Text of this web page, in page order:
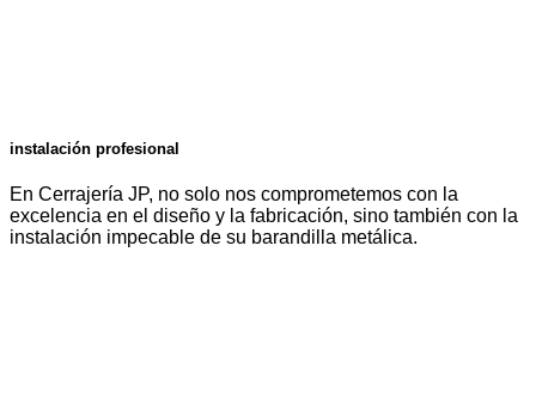
instalación profesional
En Cerrajería JP, no solo nos comprometemos con la
excelencia en el diseño y la fabricación, sino también con la
instalación impecable de su barandilla metálica.